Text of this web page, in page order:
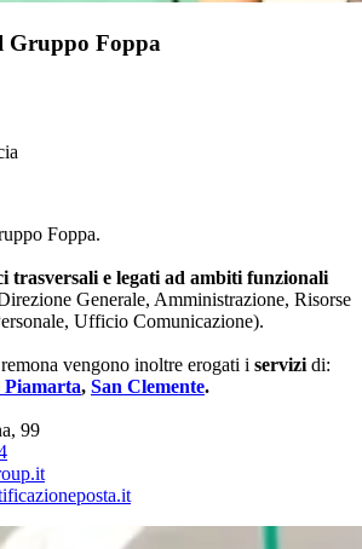
Gruppo Foppa
Foppa.
trasversali e legati ad ambiti funzionali
Generale, Amministrazione, Risorse
Ufficio Comunicazione).
vengono inoltre erogati i servizidi:
, San Clemente.
99